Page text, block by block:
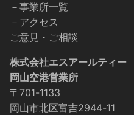
－事業所一覧
－アクセス
ご意見・ご相談
株式会社エスアールティー
岡山空港営業所
〒701-1133
岡山市北区富吉2944-11